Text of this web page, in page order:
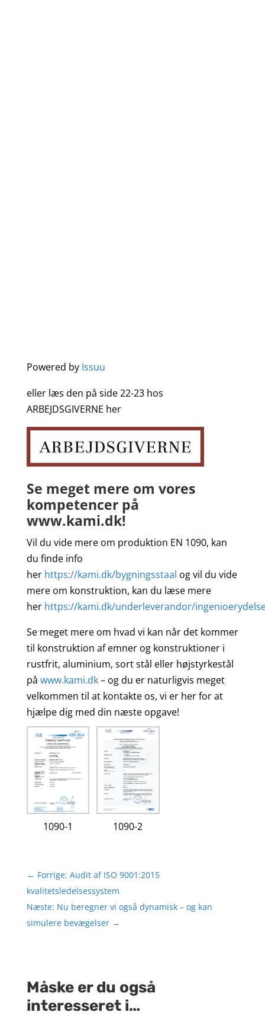
Powered by Issuu
eller læs den på side 22-23 hos
ARBEJDSGIVERNE her
Se meget mere om vores
kompetencer på
www.kami.dk!
Vil du vide mere om produktion EN 1090, kan
du finde info
her https://kami.dk/bygningsstaal og vil du vide
mere om konstruktion, kan du læse mere
her https://kami.dk/underleverandor/
Se meget mere om hvad vi kan når det kommer
til konstruktion af emner og konstruktioner i
rustfrit, aluminium, sort stål eller højstyrkestål
på www.kami.dk– og du er naturligvis meget
velkommen til at kontakte os, vi er her for at
hjælpe dig med din næste opgave!
1090-1 1090-2
← Forrige: Audit af ISO 9001:2015
kvalitetsledelsessystem
Næste: Nu beregner vi også dynamisk – og kan
simulere bevægelser→
Måske er du også
interesseret i…